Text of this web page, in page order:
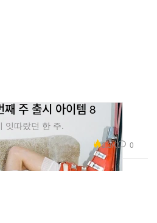
주 출시 아이템 8
잇따랐던 한 주.
3.3K 0